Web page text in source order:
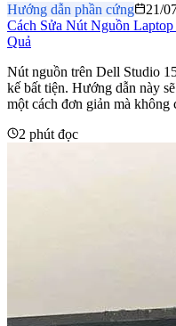
Hướng dẫn phần cứng
21/
Cách Sửa Nút Nguồn
Quả
Nút nguồn trên Dell Studio
kế bất tiện. Hướng dẫn này
một cách đơn giản mà không
2 phút đọc